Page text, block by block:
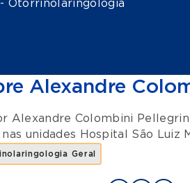
- Otorrinolaringologia
Alexandre
Alexandre Colombini
nas unidades Hospital São Luiz
Geral